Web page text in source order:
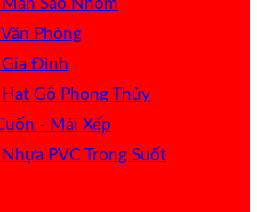
Màn Sáo Nhôm
Phòng
Gia Đình
Hạt Gỗ Phong Thủy
- Mái Xếp
Nhựa PVC Trong Suốt